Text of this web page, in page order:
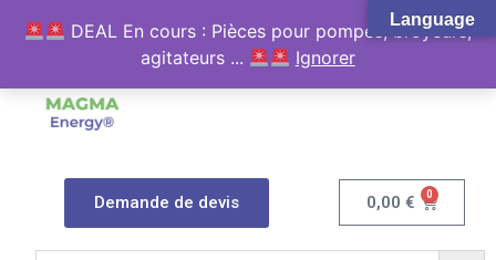
Demande de devis 0,00€ 0
Language
DEAL En cours : Pièces pour pompes, broyeurs,
agitateurs ...
Ignorer